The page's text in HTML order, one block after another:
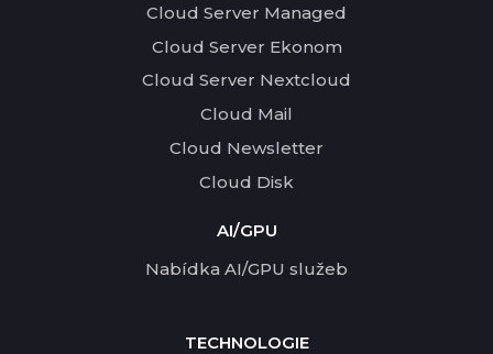
Cloud Server Managed
Cloud Server Ekonom
Cloud Server Nextcloud
Cloud Mail
Cloud Newsletter
Cloud Disk
AI/GPU
Nabídka AI/GPU služeb
TECHNOLOGIE